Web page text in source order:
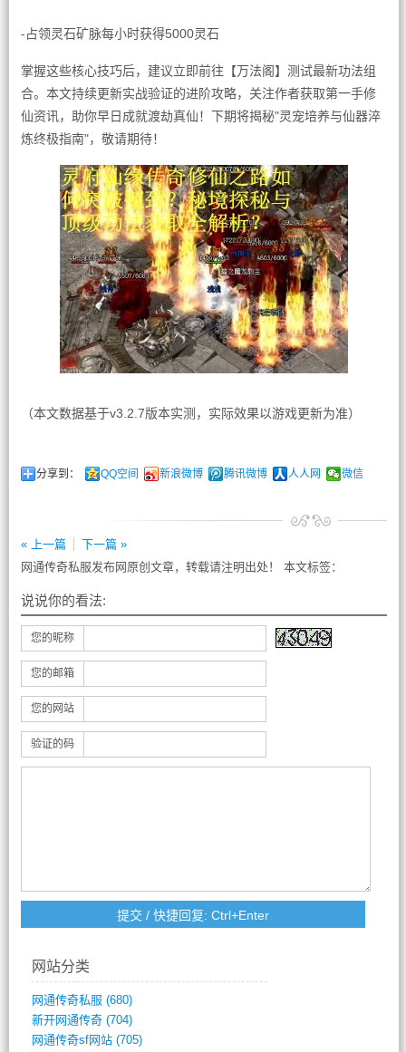
-占领灵石矿脉每小时获得5000灵石
掌握这些核心技巧后，建议立即前往【万法阁】测试最新功法组
合。本文持续更新实战验证的进阶攻略，关注作者获取第一手修
仙资讯，助你早日成就渡劫真仙！下期将揭秘"灵宠培养与仙器淬
炼终极指南"，敬请期待！
（本文数据基于v3.2.7版本实测，实际效果以游戏更新为准）
分享到： QQ空间 新浪微博 腾讯微博 人人网 微信
« 上一篇
下一篇 »
网通传奇私服发布网原创文章，转载请注明出处！ 本文标签：
说说你的看法:
您的昵称
您的邮箱
您的网站
验证的码
网站分类
网通传奇私服 (680)
新开网通传奇(704)
网通传奇sf网站(705)